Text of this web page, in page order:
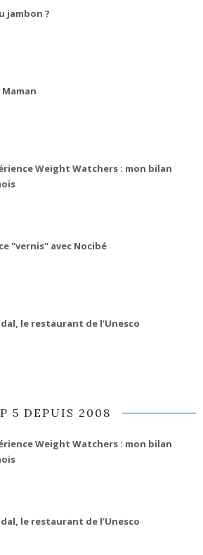
jambon ?
Weight Watchers : mon bilan
"vernis" avec Nocibé
le restaurant de l’Unesco
5 DEPUIS 2008
Weight Watchers : mon bilan
le restaurant de l’Unesco